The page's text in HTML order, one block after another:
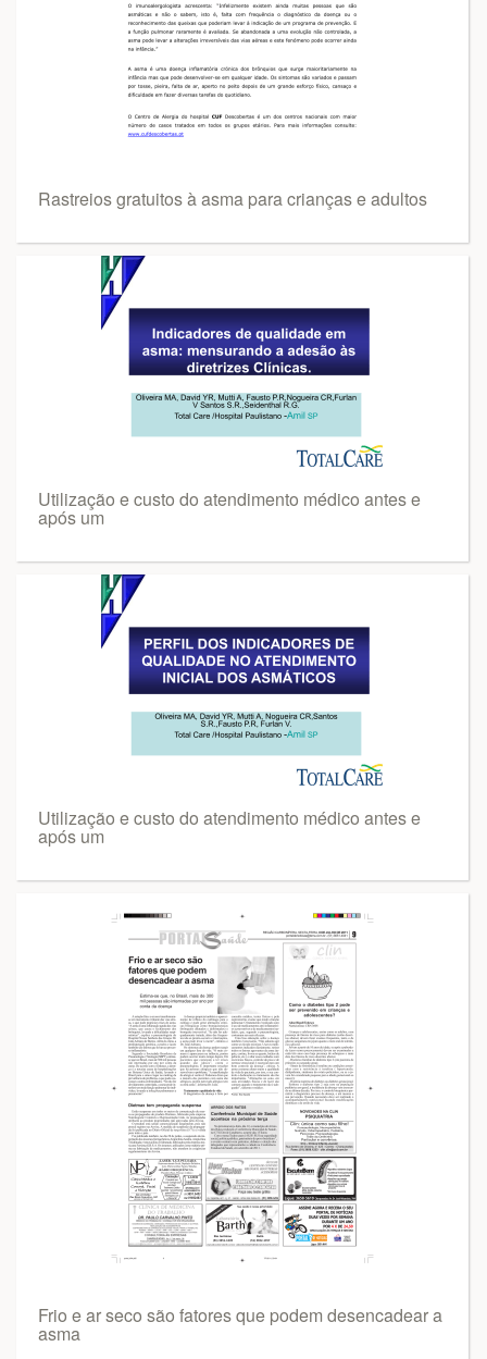
Rastreios gratuitos à asma para crianças e adultos
Utilização e custo do atendimento médico antes e
após um
Utilização e custo do atendimento médico antes e
após um
Frio e ar seco são fatores que podem desencadear a
asma